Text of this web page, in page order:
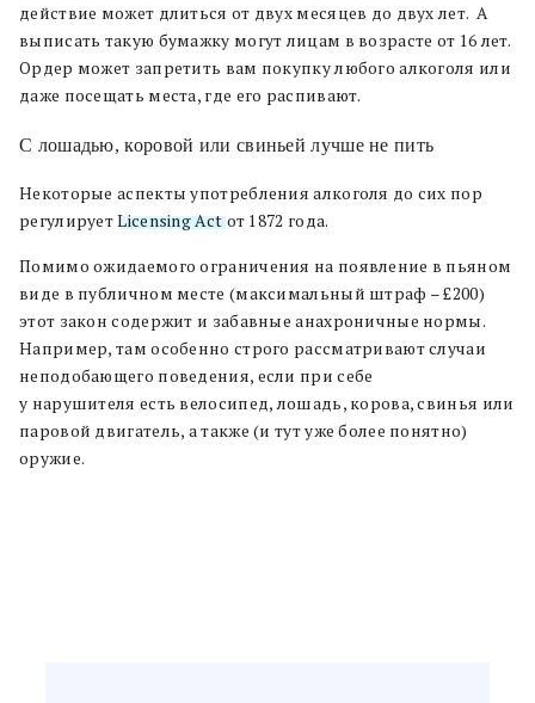
действие может длиться от двух месяцев до двух лет. А
выписать такую бумажку могут лицам в возрасте от 16 лет.
Ордер может запретить вам покупку любого алкоголя или
даже посещать места, где его распивают.
C лошадью, коровой или свиньей лучше не пить
Некоторые аспекты употребления алкоголя до сих пор
регулируетLicensing Actот 1872 года.
Помимо ожидаемого ограничения на появление в пьяном
виде в публичном месте (максимальный штраф – £200)
этот закон содержит и забавные анахроничные нормы.
Например, там особенно строго рассматривают случаи
неподобающего поведения, если при себе
у нарушителя есть велосипед, лошадь, корова, свинья или
паровой двигатель, а также (и тут уже более понятно)
оружие.